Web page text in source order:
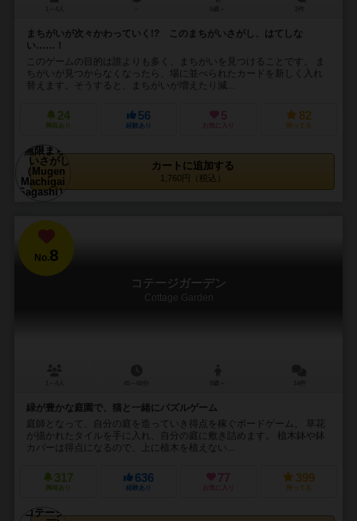
まちがいが次々かわっていく!? このまちがいさがし、はてしな
い……！
このゲームの目的は誰よりも多く、まちがいを見つけることです。 ま
ちがいが見つからなくなったら、場に並べられたカードを新しく入れ
替えます。そうすると、まちがいが増えたり減...
24
興味あり
56
経験あり
5
お気に入り
82
持ってる
カートに追加する
1,760円（税込）
No.8
コテージガーデン
Cottage Garden
緑が豊かな庭園で、猫と一緒にパズルゲーム
庭師となって、自分の庭を造っていき得点を稼ぐボードゲーム。 草花
が描かれたタイルを手に入れ、自分の庭に敷き詰めます。 植木鉢や鉢
カバーは得点になるので、上に植木を植えない...
317
興味あり
636
経験あり
77
お気に入り
399
持ってる